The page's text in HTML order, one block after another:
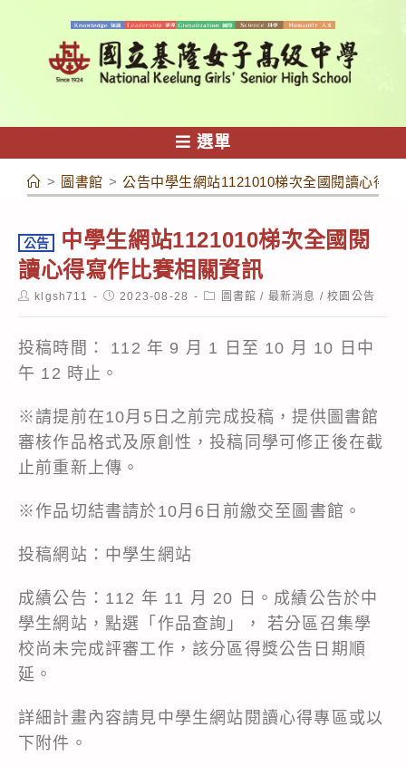
容
選單
> 圖書館 > 公告中學生網站1121010梯次全國閱讀心得寫
公告
中學生網站1121010梯次全國閱
讀心得寫作比賽相關資訊
Postklgsh711
Post2023-08-28
Post圖書館 / 最新消息 / 校園公告
投稿時間： 112 年 9 月 1 日至 10 月 10 日中
午 12 時止。
※請提前在10月5日之前完成投稿，提供圖書館
審核作品格式及原創性，投稿同學可修正後在截
止前重新上傳。
※作品切結書請於10月6日前繳交至圖書館。
投稿網站： 中學生網站
成績公告：112 年 11 月 20 日。成績公告於中
學生網站，點選「作品查詢」， 若分區召集學
校尚未完成評審工作，該分區得獎公告日期順
延。
詳細計畫內容請見中學生網站閱讀心得專區或以
下附件。